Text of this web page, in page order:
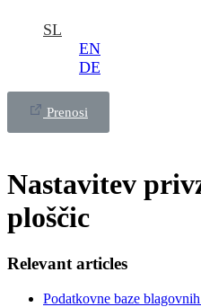
SL
EN
DE
Prenosi
Nastavitev
ploščic
Relevant articles
Podatkovne baze